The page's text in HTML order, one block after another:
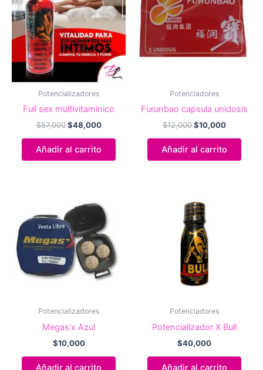
Potencializadores
Full sex multivitaminico
$57,000 El
original
era:
$48,000El
es:
Añadir al carrito
Potenciadores
Furunbao capsula unidosis
$12,000El
original
era:
$10,000El
es:
Añadir al carrito
Potencializadores
Megas’x Azul
$10,000
Añadir al carrito
Potenciadores
Potencializador X Bull
$40,000
Añadir al carrito